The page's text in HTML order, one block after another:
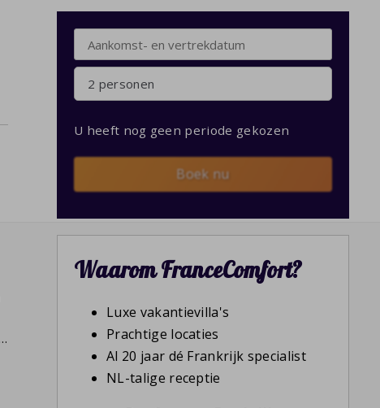
2 personen
U heeft nog geen periode gekozen
Boek nu
Waarom FranceComfort?
Luxe vakantievilla's
Prachtige locaties
Al 20 jaar dé Frankrijk specialist
NL-talige receptie